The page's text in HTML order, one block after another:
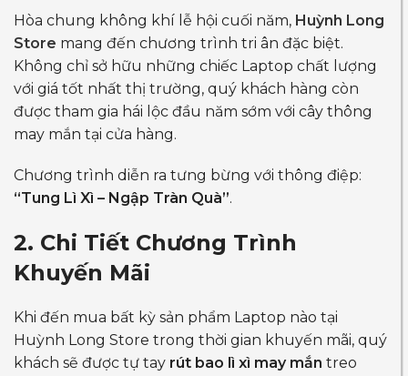
Hòa chung không khí lễ hội cuối năm, Huỳnh Long
Store mang đến chương trình tri ân đặc biệt.
Không chỉ sở hữu những chiếc Laptop chất lượng
với giá tốt nhất thị trường, quý khách hàng còn
được tham gia hái lộc đầu năm sớm với cây thông
may mắn tại cửa hàng.
Chương trình diễn ra tưng bừng với thông điệp:
“Tung Lì Xì – Ngập Tràn Quà”.
2. Chi Tiết Chương Trình
Khuyến Mãi
Khi đến mua bất kỳ sản phẩm Laptop nào tại
Huỳnh Long Store trong thời gian khuyến mãi, quý
khách sẽ được tự tay rút bao lì xì may mắn treo